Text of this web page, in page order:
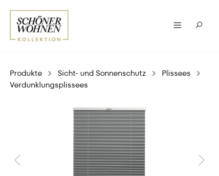
Produkte Sicht- und Sonnenschutz
Plissees
Verdunklungsplissees